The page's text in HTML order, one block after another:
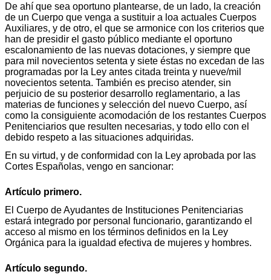
De ahí que sea oportuno plantearse, de un lado, la creación
de un Cuerpo que venga a sustituir a loa actuales Cuerpos
Auxiliares, y de otro, el que se armonice con los criterios que
han de presidir el gasto público mediante el oportuno
escalonamiento de las nuevas dotaciones, y siempre que
para mil novecientos setenta y siete éstas no excedan de las
programadas por la Ley antes citada treinta y nueve/mil
novecientos setenta. También es preciso atender, sin
perjuicio de su posterior desarrollo reglamentario, a las
materias de funciones y selección del nuevo Cuerpo, así
como la consiguiente acomodación de los restantes Cuerpos
Penitenciarios que resulten necesarias, y todo ello con el
debido respeto a las situaciones adquiridas.
En su virtud, y de conformidad con la Ley aprobada por las
Cortes Españolas, vengo en sancionar:
Artículo primero.
El Cuerpo de Ayudantes de Instituciones Penitenciarias
estará integrado por personal funcionario, garantizando el
acceso al mismo en los términos definidos en la Ley
Orgánica para la igualdad efectiva de mujeres y hombres.
Artículo segundo.